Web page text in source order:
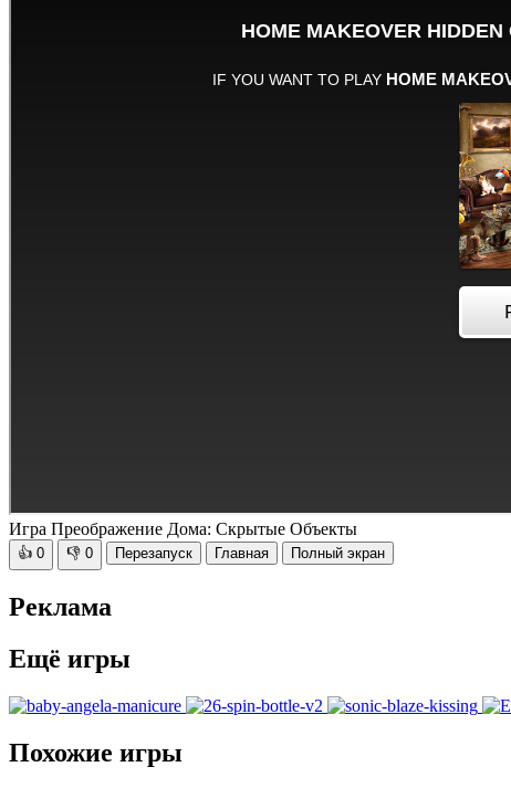
Игра Преображение Дома: Скрытые Объекты
👍 0 👎 0 Перезапуск Главная Полный экран
Реклама
Ещё игры
Похожие игры